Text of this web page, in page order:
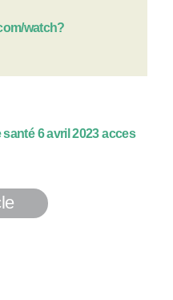
watch?
6 avril 2023 acces